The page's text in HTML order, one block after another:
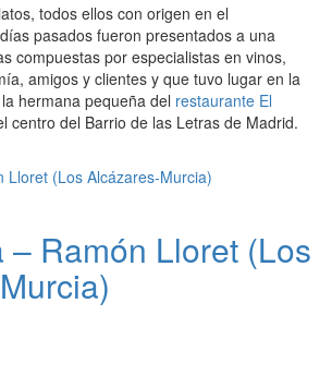
todos ellos con origen en el
pasados fueron presentados a una
compuestas por especialistas en vinos,
amigos y clientes y que tuvo lugar en la
hermana pequeña del restaurante El
centro del Barrio de las Letras de Madrid.
– Ramón Lloret (Los